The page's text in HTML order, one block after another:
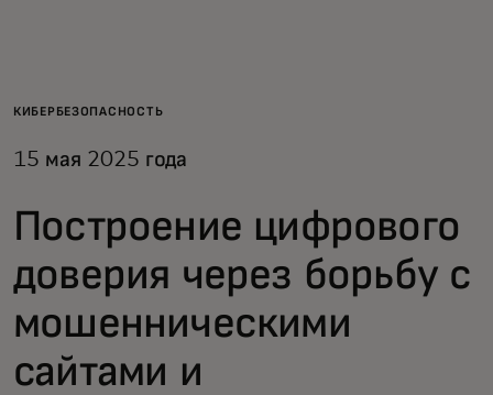
Для бизнеса
Для новаторов
Новости и тренды
КИБЕРБЕЗОПАСНОСТЬ
15 мая 2025 года
Построение цифрового
доверия через борьбу с
мошенническими
сайтами и